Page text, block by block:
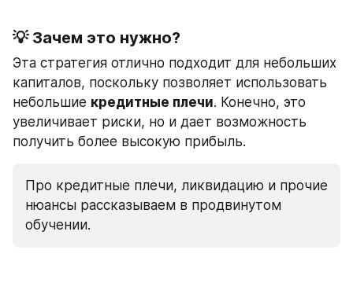
💡 Зачем это нужно?
Эта стратегия отлично подходит для небольших
капиталов, поскольку позволяет использовать
небольшие кредитные плечи. Конечно, это
увеличивает риски, но и дает возможность
получить более высокую прибыль.
Про кредитные плечи, ликвидацию и прочие
нюансы рассказываем в продвинутом
обучении.